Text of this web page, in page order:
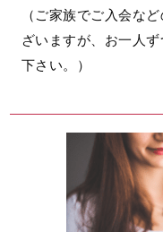
（ご家族でご入会な
ざいますが、お一人
下さい。）